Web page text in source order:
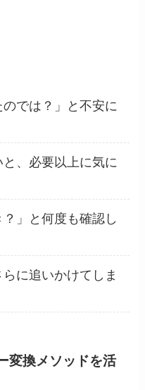
では？」と不安に
、必要以上に気に
？」と何度も確認し
に追いかけてしま
変換メソッドを活